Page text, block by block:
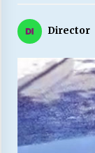
Director